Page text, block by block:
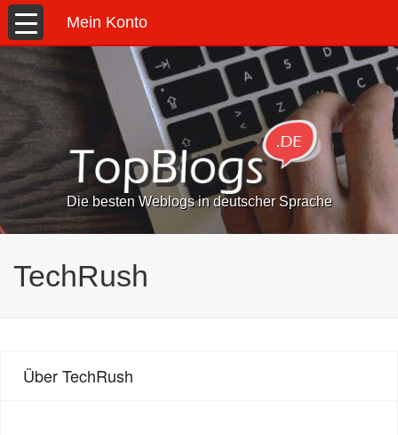
Mein Konto
Die besten Weblogs in deutscher Sprache
TechRush
Über TechRush